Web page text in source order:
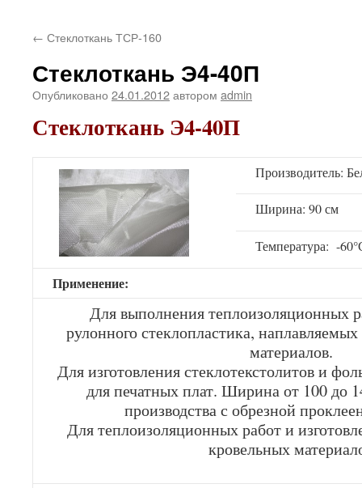
← Стеклоткань ТСР-160
Стеклоткань Э4-40П
Опубликовано 24.01.2012автором admin
Стеклоткань Э4-40П
Производитель:
Ширина: 90 см
Температура: -
Применение:
Для выполнения теплоизоляционных
рулонного стеклопластика,
материалов.
Для изготовления стеклотекстолитов и
для печатных плат. Ширина от 100 до
производства с обрезной
Для теплоизоляционных работ и
кровельных